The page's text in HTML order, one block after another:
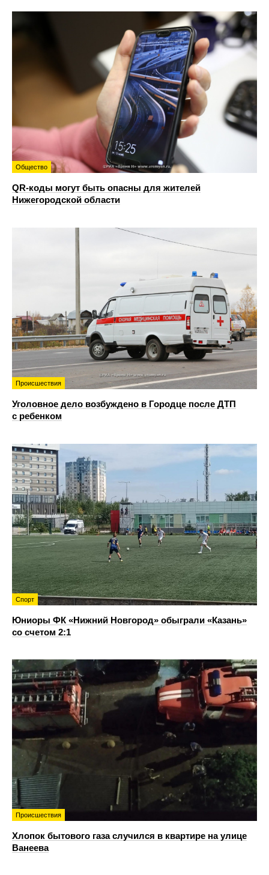
Общество
QR-коды могут быть опасны для жителей
Нижегородской области
Происшествия
Уголовное дело возбуждено в Городце после ДТП
с ребенком
Спорт
Юниоры ФК «Нижний Новгород» обыграли «Казань»
со счетом 2:1
Происшествия
Хлопок бытового газа случился в квартире на улице
Ванеева